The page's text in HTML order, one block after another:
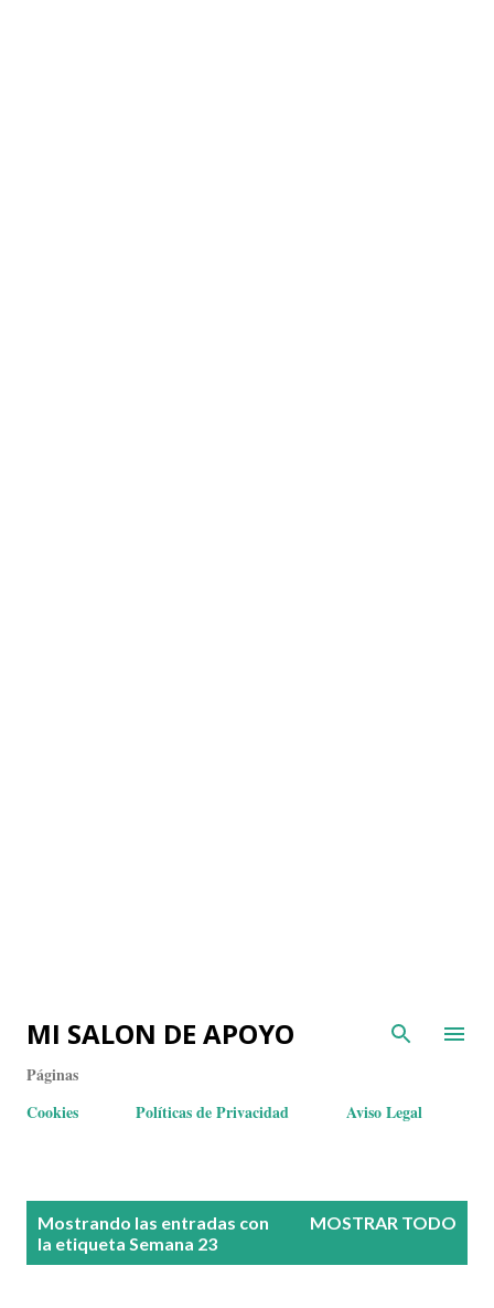
MI SALON DE APOYO
Páginas
Cookies
Políticas de Privacidad Aviso Legal
Mostrando las entradas con
la etiqueta Semana 23
MOSTRAR TODO